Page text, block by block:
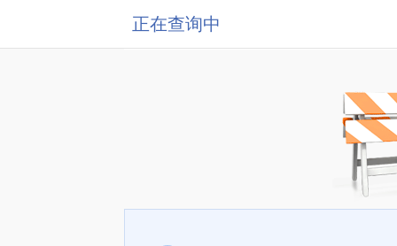
正在查询中